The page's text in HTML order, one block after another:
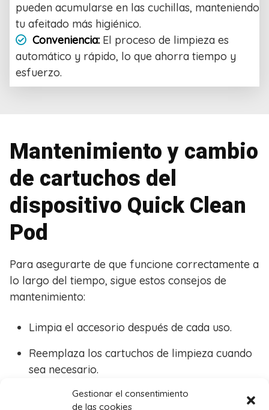
Gestionar el consentimiento
de las cookies
pueden acumularse en las cuchillas, manteniendo
tu afeitado más higiénico.
Conveniencia: El proceso de limpieza es
automático y rápido, lo que ahorra tiempo y
esfuerzo.
Mantenimiento y cambio
de cartuchos del
dispositivo Quick Clean
Pod
Para asegurarte de que funcione correctamente a
lo largo del tiempo, sigue estos consejos de
mantenimiento:
Limpia el accesorio después de cada uso.
Reemplaza los cartuchos de limpieza cuando
sea necesario.
Almacénalo en un lugar fresco y seco.